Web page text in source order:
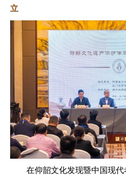
立
在仰韶文化发现暨中国现代